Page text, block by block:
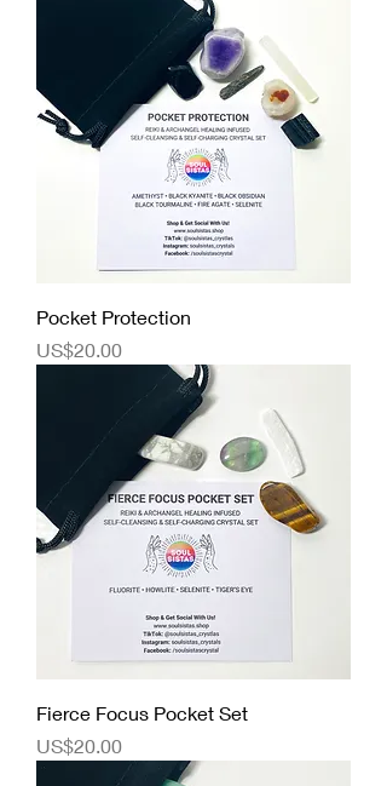
Pocket Protection
價格
US$20.00
Fierce Focus Pocket Set
價格
US$20.00